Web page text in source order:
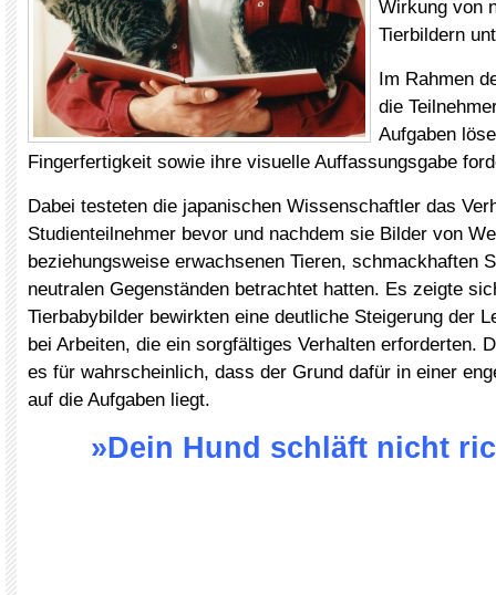
Wirkung von
Tierbildern
Im Rahmen
die
Aufgaben
Fingerfertigkeit sowie ihre visuelle Auffassungsgabe
Dabei testeten die japanischen Wissenschaftler das
Studienteilnehmer bevor und nachdem sie Bilder von
beziehungsweise erwachsenen Tieren, schmackhaften
neutralen Gegenständen betrachtet hatten. Es zeigte
Tierbabybilder bewirkten eine deutliche Steigerung der
bei Arbeiten, die ein sorgfältiges Verhalten erforderten.
es für wahrscheinlich, dass der Grund dafür in einer
auf die Aufgaben liegt.
»Dein Hund schläft nicht